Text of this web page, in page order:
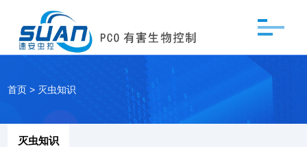
首页 > 灭虫知识
灭虫知识